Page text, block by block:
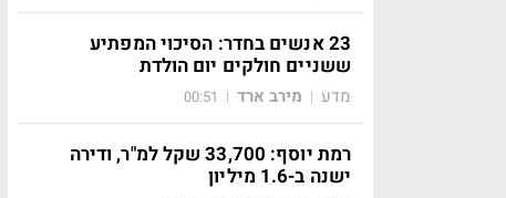
23 אנשים בחדר: הסיכוי המפתיע
ששניים חולקים יום הולדת
מדע | מירב ארד |
00:51
רמת יוסף: 33,700 שקל למ"ר, ודירה
ישנה ב-1.6 מיליון